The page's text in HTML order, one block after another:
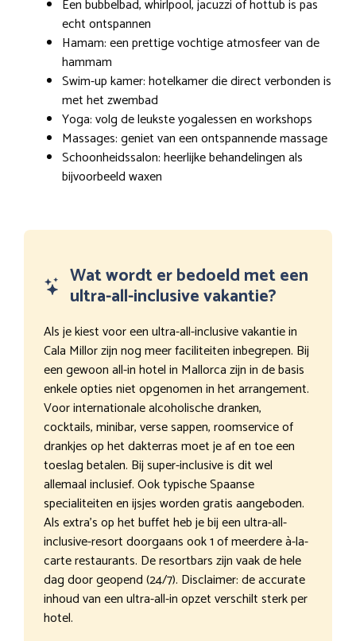
Een bubbelbad, whirlpool, jacuzzi of hottub is pas
echt ontspannen
Hamam: een prettige vochtige atmosfeer van de
hammam
Swim-up kamer: hotelkamer die direct verbonden is
met het zwembad
Yoga: volg de leukste yogalessen en workshops
Massages: geniet van een ontspannende massage
Schoonheidssalon: heerlijke behandelingen als
bijvoorbeeld waxen
Wat wordt er bedoeld met een
ultra-all-inclusive vakantie?
Als je kiest voor een ultra-all-inclusive vakantie in
Cala Millor zijn nog meer faciliteiten inbegrepen. Bij
een gewoon all-in hotel in Mallorca zijn in de basis
enkele opties niet opgenomen in het arrangement.
Voor internationale alcoholische dranken,
cocktails, minibar, verse sappen, roomservice of
drankjes op het dakterras moet je af en toe een
toeslag betalen. Bij super-inclusive is dit wel
allemaal inclusief. Ook typische Spaanse
specialiteiten en ijsjes worden gratis aangeboden.
Als extra’s op het buffet heb je bij een ultra-all-
inclusive-resort doorgaans ook 1 of meerdere à-la-
carte restaurants. De resortbars zijn vaak de hele
dag door geopend (24/7). Disclaimer: de accurate
inhoud van een ultra-all-in opzet verschilt sterk per
hotel.